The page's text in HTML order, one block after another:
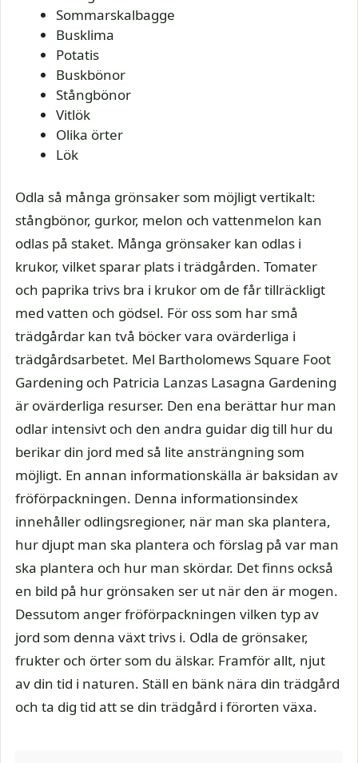
Sommarskalbagge
Busklima
Potatis
Buskbönor
Stångbönor
Vitlök
Olika örter
Lök
Odla så många grönsaker som möjligt vertikalt:
stångbönor, gurkor, melon och vattenmelon kan
odlas på staket. Många grönsaker kan odlas i
krukor, vilket sparar plats i trädgården. Tomater
och paprika trivs bra i krukor om de får tillräckligt
med vatten och gödsel. För oss som har små
trädgårdar kan två böcker vara ovärderliga i
trädgårdsarbetet. Mel Bartholomews Square Foot
Gardening och Patricia Lanzas Lasagna Gardening
är ovärderliga resurser. Den ena berättar hur man
odlar intensivt och den andra guidar dig till hur du
berikar din jord med så lite ansträngning som
möjligt. En annan informationskälla är baksidan av
fröförpackningen. Denna informationsindex
innehåller odlingsregioner, när man ska plantera,
hur djupt man ska plantera och förslag på var man
ska plantera och hur man skördar. Det finns också
en bild på hur grönsaken ser ut när den är mogen.
Dessutom anger fröförpackningen vilken typ av
jord som denna växt trivs i. Odla de grönsaker,
frukter och örter som du älskar. Framför allt, njut
av din tid i naturen. Ställ en bänk nära din trädgård
och ta dig tid att se din trädgård i förorten växa.